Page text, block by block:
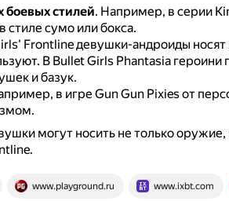
боевых стилей. Например, в серии
стиле сумо или бокса.
Frontline девушки-андроиды носят
В Bullet Girls Phantasia героини
и базук.
в игре Gun Gun Pixies от
могут носить не только оружие,
www.playground.ru www.ixbt.com